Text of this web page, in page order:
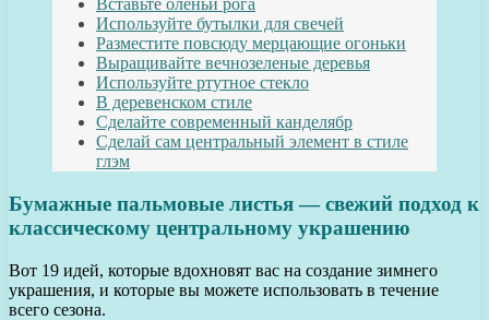
Вставьте оленьи рога
Используйте бутылки для свечей
Разместите повсюду мерцающие огоньки
Выращивайте вечнозеленые деревья
Используйте ртутное стекло
В деревенском стиле
Сделайте современный канделябр
Сделай сам центральный элемент в стиле
глэм
Бумажные пальмовые листья — свежий подход к
классическому центральному украшению
Вот 19 идей, которые вдохновят вас на создание зимнего
украшения, и которые вы можете использовать в течение
всего сезона.